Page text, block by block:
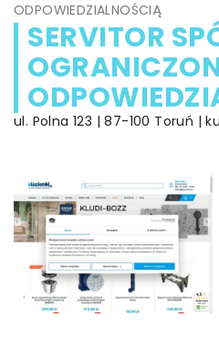
ODPOWIEDZIALNOŚCIĄ
SERVITOR
ul. Polna 123 | 87-100 Toruń |